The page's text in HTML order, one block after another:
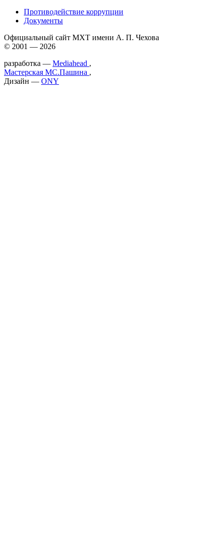
Противодействие коррупции
Документы
Официальный сайт МХТ имени А. П. Чехова
© 2001 — 2026
разработка — Mediahead ,
Мастерская МС.Пашина ,
Дизайн — ONY